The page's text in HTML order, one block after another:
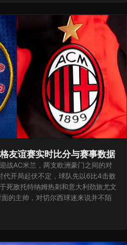
友谊赛实时比分与赛事数据
战AC米兰，两支欧洲豪门之间的对
代开局起伏不定，球队先以6比4击败
死敌托特纳姆热刺和意大利劲旅尤文
的主帅，对切尔西球迷来说并不陌